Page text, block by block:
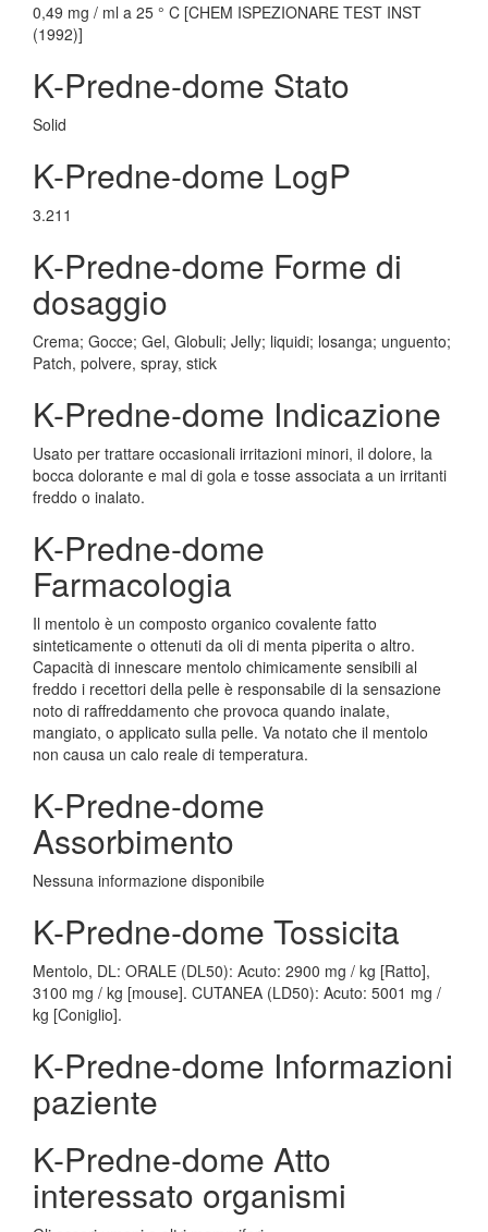
0,49 mg / ml a 25 ° C [CHEM ISPEZIONARE TEST INST
(1992)]
K-Predne-dome Stato
Solid
K-Predne-dome LogP
3.211
K-Predne-dome Forme di
dosaggio
Crema; Gocce; Gel, Globuli; Jelly; liquidi; losanga; unguento;
Patch, polvere, spray, stick
K-Predne-dome Indicazione
Usato per trattare occasionali irritazioni minori, il dolore, la
bocca dolorante e mal di gola e tosse associata a un irritanti
freddo o inalato.
K-Predne-dome
Farmacologia
Il mentolo è un composto organico covalente fatto
sinteticamente o ottenuti da oli di menta piperita o altro.
Capacità di innescare mentolo chimicamente sensibili al
freddo i recettori della pelle è responsabile di la sensazione
noto di raffreddamento che provoca quando inalate,
mangiato, o applicato sulla pelle. Va notato che il mentolo
non causa un calo reale di temperatura.
K-Predne-dome
Assorbimento
Nessuna informazione disponibile
K-Predne-dome Tossicita
Mentolo, DL: ORALE (DL50): Acuto: 2900 mg / kg [Ratto],
3100 mg / kg [mouse]. CUTANEA (LD50): Acuto: 5001 mg /
kg [Coniglio].
K-Predne-dome Informazioni
paziente
K-Predne-dome Atto
interessato organismi